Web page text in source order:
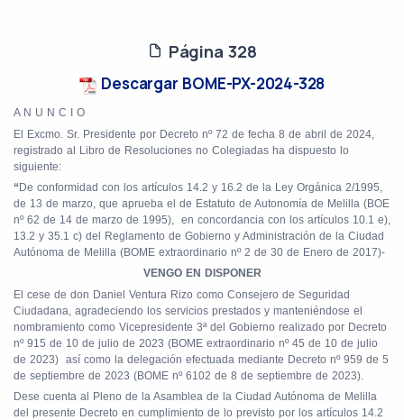
Página 328
Descargar BOME-PX-2024-328
A N U N C I O
El Excmo. Sr. Presidente por Decreto nº 72 de fecha 8 de abril de 2024,
registrado al Libro de Resoluciones no Colegiadas ha dispuesto lo
siguiente:
“ De conformidad con los artículos 14.2 y 16.2 de la Ley Orgánica 2/1995,
de 13 de marzo, que aprueba el de Estatuto de Autonomía de Melilla (BOE
nº 62 de 14 de marzo de 1995), en concordancia con los artículos 10.1 e),
13.2 y 35.1 c) del Reglamento de Gobierno y Administración de la Ciudad
Autónoma de Melilla (BOME extraordinario nº 2 de 30 de Enero de 2017)-
VENGO EN DISPONER
El cese de don Daniel Ventura Rizo como Consejero de Seguridad
Ciudadana, agradeciendo los servicios prestados y manteniéndose el
nombramiento como Vicepresidente 3ª del Gobierno realizado por Decreto
nº 915 de 10 de julio de 2023 (BOME extraordinario nº 45 de 10 de julio
de 2023) así como la delegación efectuada mediante Decreto nº 959 de 5
de septiembre de 2023 (BOME nº 6102 de 8 de septiembre de 2023).
Dese cuenta al Pleno de la Asamblea de la Ciudad Autónoma de Melilla
del presente Decreto en cumplimiento de lo previsto por los artículos 14.2